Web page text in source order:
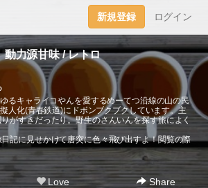
新規登録 ログイン
動力源甘味 / レトロ
るキャライコやんを愛するめーてつ沿線の山の民
人化(青春鉄道)にドボンブクブクしています。主
がすきだったり。野生のさんいんを探す旅によく
記に見せかけて唐突に色々飛び出すよ！閲覧の際
Love Share